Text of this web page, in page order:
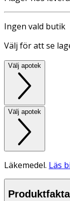
Ingen vald butik
Välj för att se
Välj apotek
Välj apotek
Läkemedel. Läs
Produktfakta